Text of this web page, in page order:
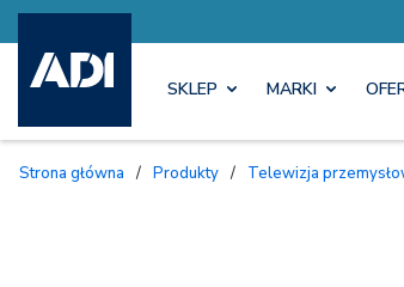
SKLEP MARKI
Strona główna / Produkty / Telewizja